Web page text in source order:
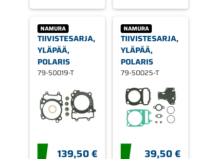
NAMURA
TIIVISTESARJA,
YLÄPÄÄ,
POLARIS
79-50019-T
139,50 €
NAMURA
TIIVISTESARJA,
YLÄPÄÄ,
POLARIS
79-50025-T
39,50 €